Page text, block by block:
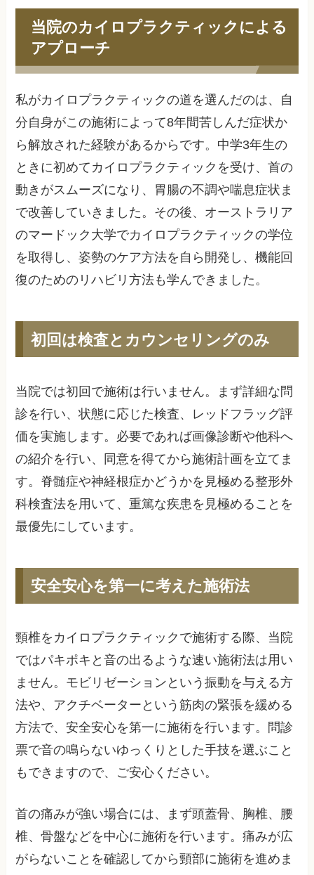
当院のカイロプラクティックによる
アプローチ
私がカイロプラクティックの道を選んだのは、自
分自身がこの施術によって8年間苦しんだ症状か
ら解放された経験があるからです。中学3年生の
ときに初めてカイロプラクティックを受け、首の
動きがスムーズになり、胃腸の不調や喘息症状ま
で改善していきました。その後、オーストラリア
のマードック大学でカイロプラクティックの学位
を取得し、姿勢のケア方法を自ら開発し、機能回
復のためのリハビリ方法も学んできました。
初回は検査とカウンセリングのみ
当院では初回で施術は行いません。まず詳細な問
診を行い、状態に応じた検査、レッドフラッグ評
価を実施します。必要であれば画像診断や他科へ
の紹介を行い、同意を得てから施術計画を立てま
す。脊髄症や神経根症かどうかを見極める整形外
科検査法を用いて、重篤な疾患を見極めることを
最優先にしています。
安全安心を第一に考えた施術法
頸椎をカイロプラクティックで施術する際、当院
ではパキポキと音の出るような速い施術法は用い
ません。モビリゼーションという振動を与える方
法や、アクチベーターという筋肉の緊張を緩める
方法で、安全安心を第一に施術を行います。問診
票で音の鳴らないゆっくりとした手技を選ぶこと
もできますので、ご安心ください。
首の痛みが強い場合には、まず頭蓋骨、胸椎、腰
椎、骨盤などを中心に施術を行います。痛みが広
がらないことを確認してから頸部に施術を進めま